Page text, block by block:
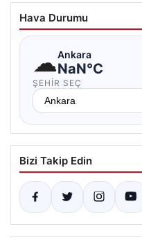
Hava Durumu
☁Ankara
NaN°C
ŞEHIR SEÇ
Bizi Takip Edin